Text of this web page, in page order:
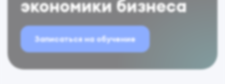
экономики бизнеса
Записаться на обучение